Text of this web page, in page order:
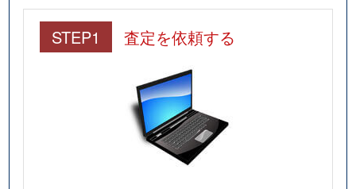
STEP1 査定を依頼する